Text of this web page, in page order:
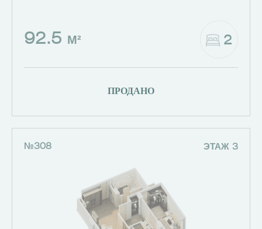
92.5 М² 2
ПРОДАНО
№308 ЭТАЖ 3